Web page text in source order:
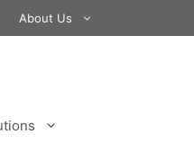
About Us